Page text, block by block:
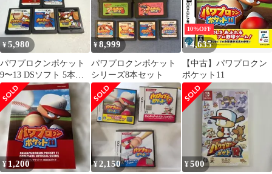
¥5,980
パワプロクンポケット
9〜13 DSソフト 5本セ
ット
¥8,999
パワプロクンポケット
シリーズ8本セット
10%OFF
¥4,635
【中古】パワプロクン
ポケット11
¥ 1,200 ¥2,150 ¥500